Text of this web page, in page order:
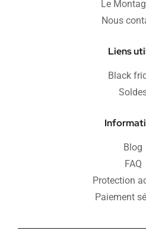
Le
Nous
Liens
Black
Blog
FAQ
Protection
Paiement